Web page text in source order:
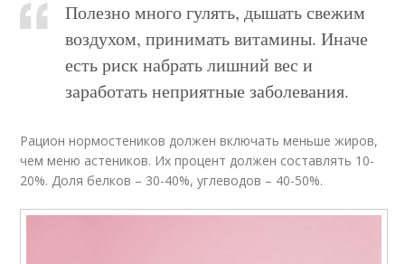
Полезно много гулять, дышать свежим
воздухом, принимать витамины. Иначе
есть риск набрать лишний вес и
заработать неприятные заболевания.
Рацион нормостеников должен включать меньше жиров,
чем меню астеников. Их процент должен составлять 10-
20%. Доля белков – 30-40%, углеводов – 40-50%.